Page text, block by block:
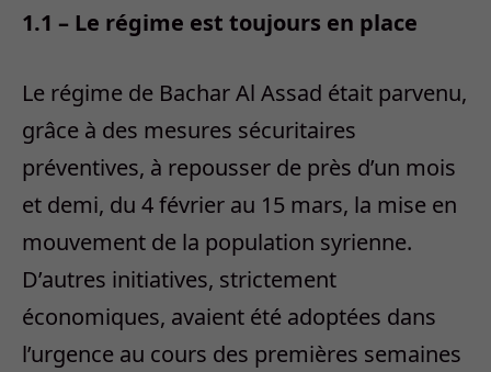
1.1 – Le régime est toujours en place
Le régime de Bachar Al Assad était parvenu,
grâce à des mesures sécuritaires
préventives, à repousser de près d’un mois
et demi, du 4 février au 15 mars, la mise en
mouvement de la population syrienne.
D’autres initiatives, strictement
économiques, avaient été adoptées dans
l’urgence au cours des premières semaines